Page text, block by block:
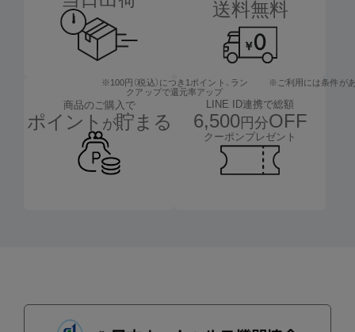
送料無料
商品のご購入で
ポイント が貯まる
※100円（税込）につき1ポイント、 ラン
クアップで還元率アップ
LINE ID連携で総額
6,500円分OFF
クーポンプレゼント
※ご利用には条件が